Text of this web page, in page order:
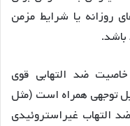
روزانه یا شرایط مزمن
ضد التهابی قوی
توجهی همراه است (مثل
التهاب غیراستروئیدی